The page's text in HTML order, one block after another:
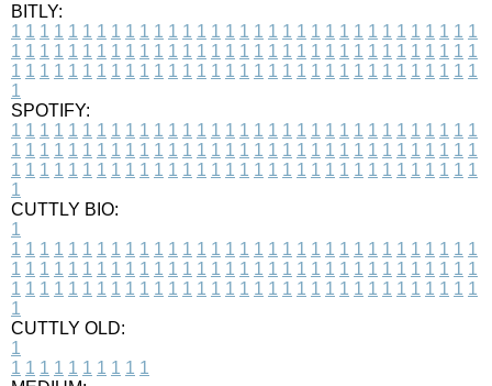
BITLY:
1 1 1 1 1 1 1 1 1 1 1 1 1 1 1 1 1 1 1 1 1 1 1 1 1 1 1 1 1 1 1 1 1
1 1 1 1 1 1 1 1 1 1 1 1 1 1 1 1 1 1 1 1 1 1 1 1 1 1 1 1 1 1 1 1 1
1 1 1 1 1 1 1 1 1 1 1 1 1 1 1 1 1 1 1 1 1 1 1 1 1 1 1 1 1 1 1 1 1
1
SPOTIFY:
1 1 1 1 1 1 1 1 1 1 1 1 1 1 1 1 1 1 1 1 1 1 1 1 1 1 1 1 1 1 1 1 1
1 1 1 1 1 1 1 1 1 1 1 1 1 1 1 1 1 1 1 1 1 1 1 1 1 1 1 1 1 1 1 1 1
1 1 1 1 1 1 1 1 1 1 1 1 1 1 1 1 1 1 1 1 1 1 1 1 1 1 1 1 1 1 1 1 1
1
CUTTLY BIO:
1
1 1 1 1 1 1 1 1 1 1 1 1 1 1 1 1 1 1 1 1 1 1 1 1 1 1 1 1 1 1 1 1 1
1 1 1 1 1 1 1 1 1 1 1 1 1 1 1 1 1 1 1 1 1 1 1 1 1 1 1 1 1 1 1 1 1
1 1 1 1 1 1 1 1 1 1 1 1 1 1 1 1 1 1 1 1 1 1 1 1 1 1 1 1 1 1 1 1 1
1
CUTTLY OLD:
1
1 1 1 1 1 1 1 1 1 1